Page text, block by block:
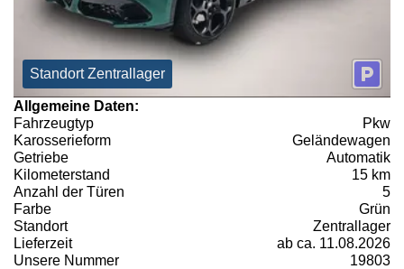
Standort Zentrallager
Allgemeine Daten:
Fahrzeugtyp
Pkw
Karosserieform
Geländewagen
Getriebe
Automatik
Kilometerstand
15 km
Anzahl der Türen
5
Farbe
Grün
Standort
Zentrallager
Lieferzeit
ab ca. 11.08.2026
Unsere Nummer
19803